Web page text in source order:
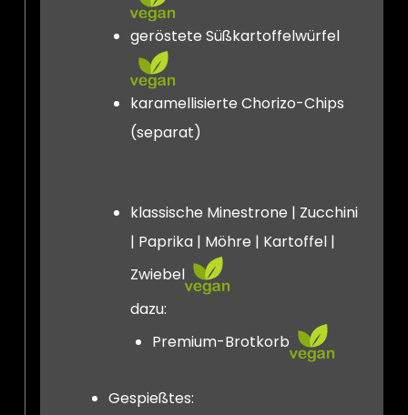
geröstete Süßkartoffelwürfel
karamellisierte Chorizo-Chips
(separat)
klassische Minestrone | Zucchini
| Paprika | Möhre | Kartoffel |
Zwiebel
dazu:
Premium-Brotkorb
Gespießtes: